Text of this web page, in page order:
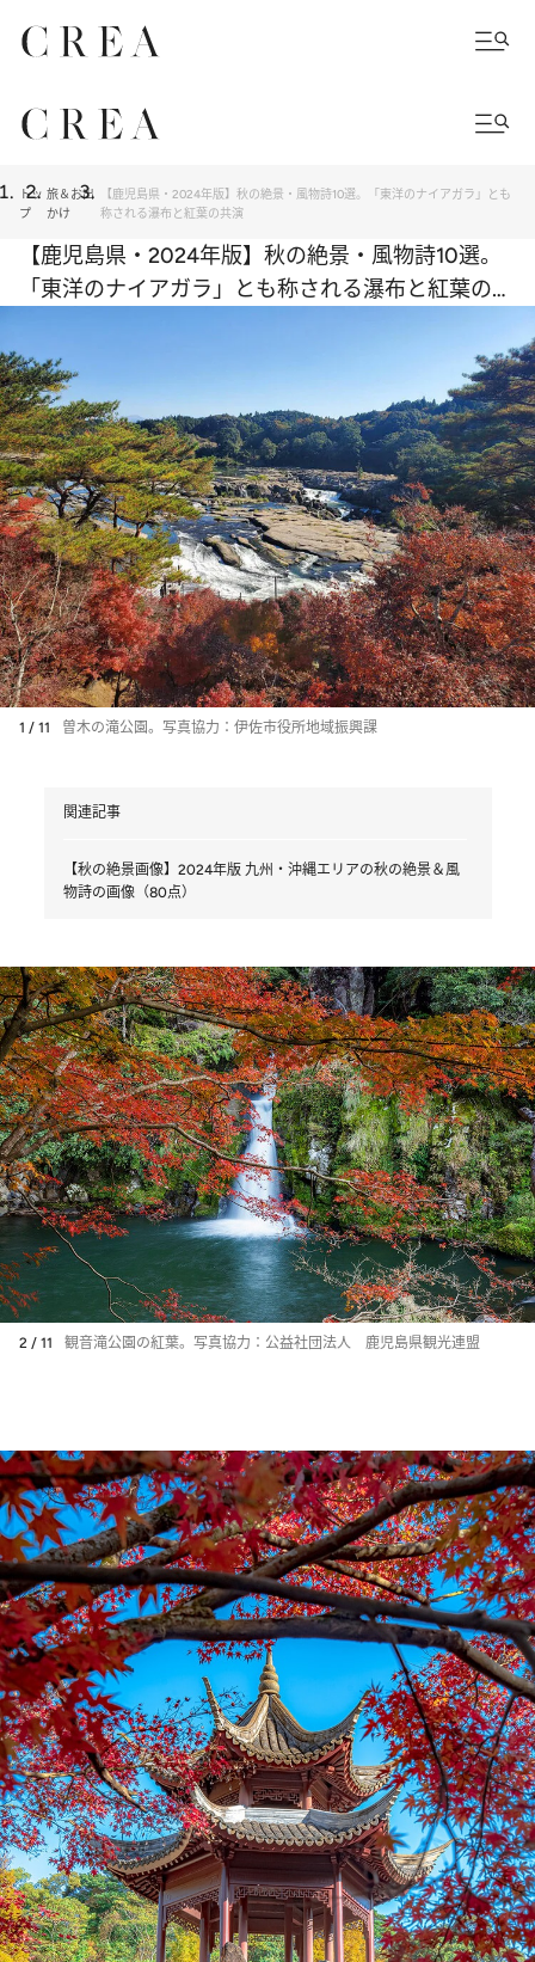
トッ
プ
旅＆お出
かけ
【鹿児島県・2024年版】秋の絶景・風物詩10選。「東洋のナイアガラ」とも
称される瀑布と紅葉の共演
【鹿児島県・2024年版】秋の絶景・風物詩10選。
「東洋のナイアガラ」とも称される瀑布と紅葉の共
1 / 11 曽木の滝公園。写真協力：伊佐市役所地域振興課
関連記事
【秋の絶景画像】2024年版 九州・沖縄エリアの秋の絶景＆風
物詩の画像（80点）
2 / 11 観音滝公園の紅葉。写真協力：公益社団法人 鹿児島県観光連盟